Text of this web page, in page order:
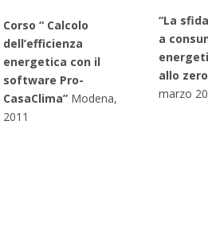
Corso “ Calcolo
dell’efficienza
energetica con il
software Pro-
CasaClima” Modena,
2011
“La
a
allo
marzo